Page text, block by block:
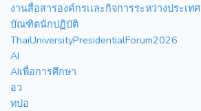
งานสื่อสารองค์กรเเละกิจการระหว่างประเทศ
บัณฑิตนักปฏิบัติ
ThaiUniversityPresidentialForum2026
AI
AIเพื่อการศึกษา
อว
ทปอ